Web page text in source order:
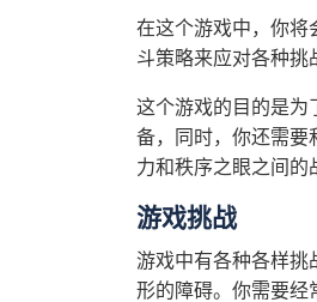
在这个游戏中，你将
斗策略来应对各种挑
这个游戏的目的是为
备，同时，你还需要
力和秩序之眼之间的
游戏挑战
游戏中有各种各样挑
形的障碍。你需要经